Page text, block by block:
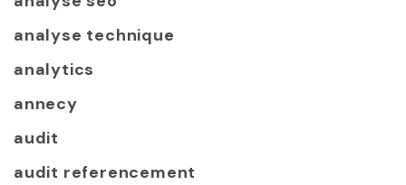
analyse technique
analytics
annecy
audit
audit referencement